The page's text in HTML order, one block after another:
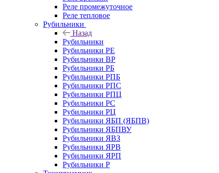
Реле промежуточное
Реле тепловое
Рубильники
Назад
Рубильники
Рубильники РЕ
Рубильники ВР
Рубильники РБ
Рубильники РПБ
Рубильники РПС
Рубильники РПЦ
Рубильники РС
Рубильники РЦ
Рубильники ЯБП (ЯБПВ)
Рубильники ЯБПВУ
Рубильники ЯВЗ
Рубильники ЯРВ
Рубильники ЯРП
Рубильники Р